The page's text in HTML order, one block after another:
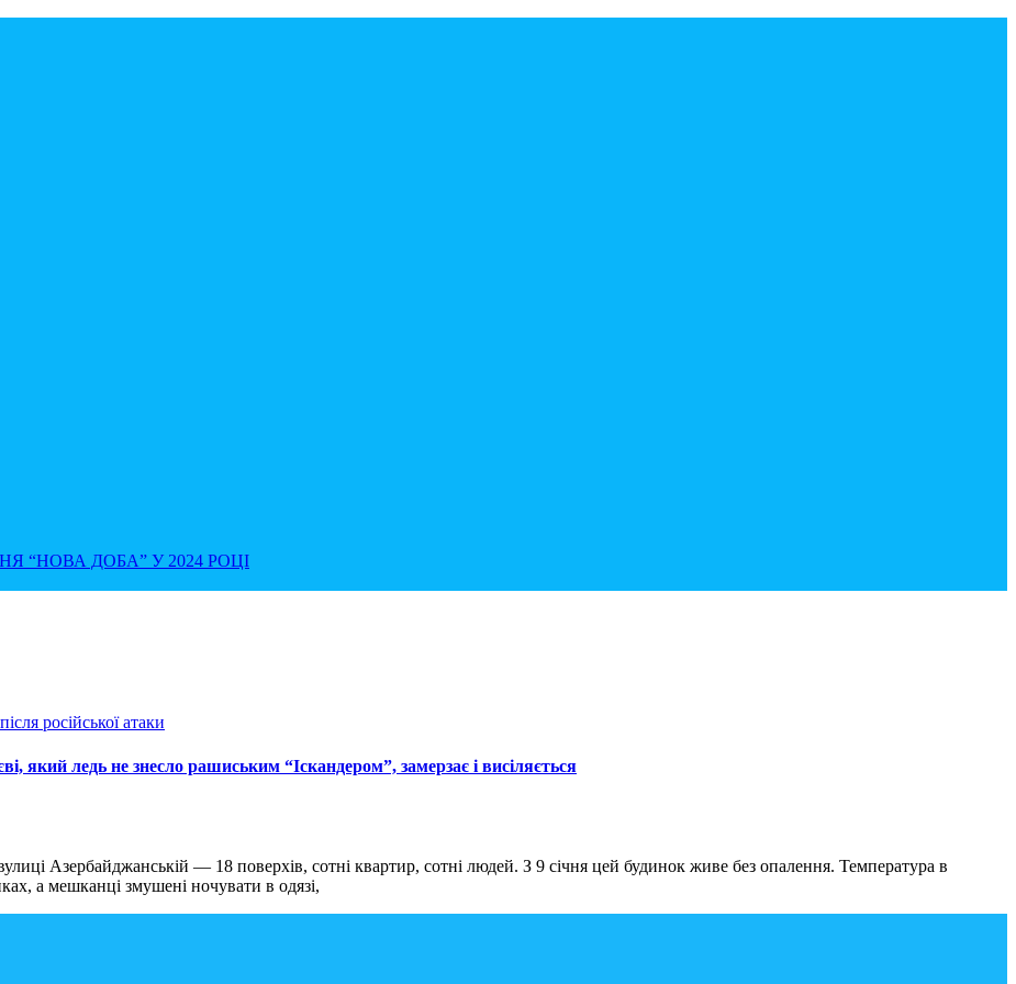
“НОВА ДОБА” У 2024 РОЦІ
який ледь не знесло рашиським “Іскандером”, замерзає і висіляється
Азербайджанській — 18 поверхів, сотні квартир, сотні людей. З 9 січня цей будинок живе без опалення. Температура в
а мешканці змушені ночувати в одязі,